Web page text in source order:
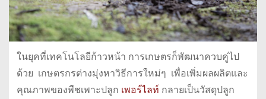
ในยุคที่เทคโนโลยีก้าวหน้า การเกษตรก็พัฒนาควบคู่ไป
ด้วย เกษตรกรต่างมุ่งหาวิธีการใหม่ๆ เพื่อเพิ่มผลผลิตและ
คุณภาพของพืชเพาะปลูก เพอร์ไลท์ กลายเป็นวัสดุปลูก